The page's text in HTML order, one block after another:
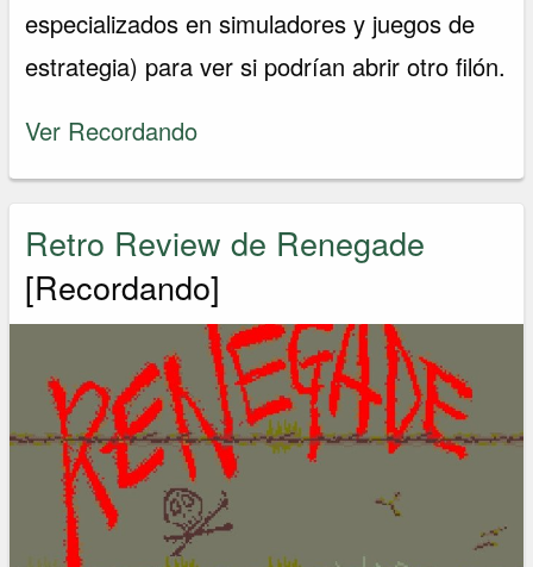
especializados en simuladores y juegos de
estrategia) para ver si podrían abrir otro filón.
Ver Recordando
Retro Review de Renegade
[Recordando]